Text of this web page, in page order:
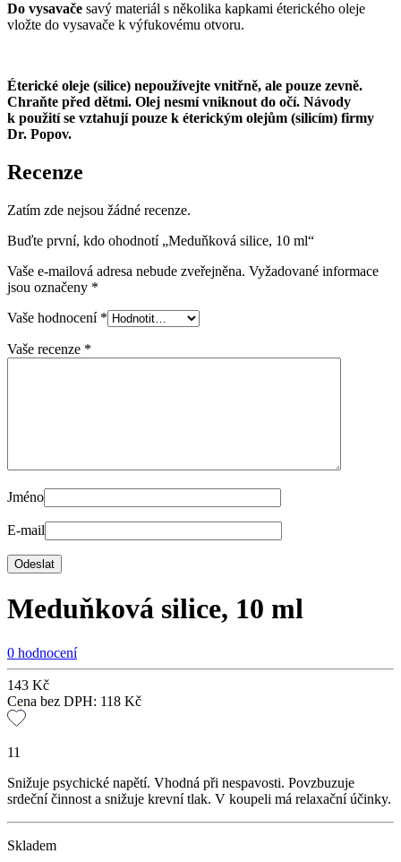
Do vysavače savý materiál s několika kapkami éterického oleje
vložte do vysavače k výfukovému otvoru.
Éterické oleje (silice) nepoužívejte vnitřně, ale pouze zevně.
Chraňte před dětmi. Olej nesmí vniknout do očí. Návody
k použití se vztahují pouze k éterickým olejům (silicím) firmy
Dr. Popov.
Recenze
Zatím zde nejsou žádné recenze.
Buďte první, kdo ohodnotí „Meduňková silice, 10 ml“
Vaše e-mailová adresa nebude zveřejněna. Vyžadované informace
jsou označeny *
Vaše hodnocení *
Vaše recenze *
Jméno
E-mail
Meduňková silice, 10 ml
0 hodnocení
143 Kč
Cena bez DPH: 118 Kč
11
Snižuje psychické napětí. Vhodná při nespavosti. Povzbuzuje
srdeční činnost a snižuje krevní tlak. V koupeli má relaxační účinky.
Skladem